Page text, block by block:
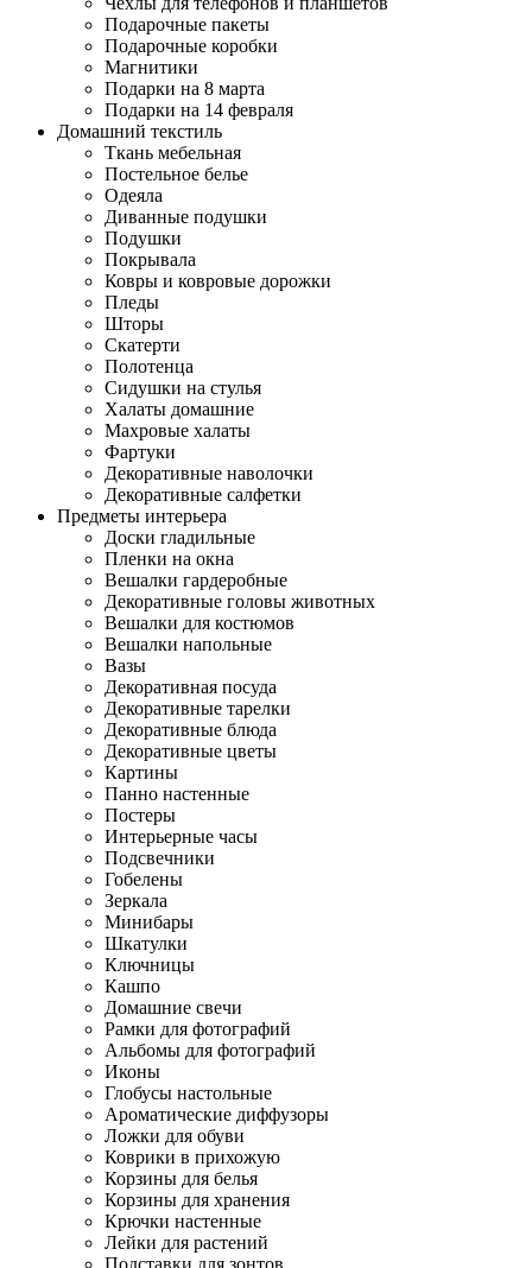
Подарочные пакеты
Подарочные коробки
Магнитики
Подарки на 8 марта
Подарки на 14 февраля
Домашний текстиль
Ткань мебельная
Постельное белье
Одеяла
Диванные подушки
Подушки
Покрывала
Ковры и ковровые дорожки
Пледы
Шторы
Скатерти
Полотенца
Сидушки на стулья
Халаты домашние
Махровые халаты
Фартуки
Декоративные наволочки
Декоративные салфетки
Предметы интерьера
Доски гладильные
Пленки на окна
Вешалки гардеробные
Декоративные головы животных
Вешалки для костюмов
Вешалки напольные
Вазы
Декоративная посуда
Декоративные тарелки
Декоративные блюда
Декоративные цветы
Картины
Панно настенные
Постеры
Интерьерные часы
Подсвечники
Гобелены
Зеркала
Минибары
Шкатулки
Ключницы
Кашпо
Домашние свечи
Рамки для фотографий
Альбомы для фотографий
Иконы
Глобусы настольные
Ароматические диффузоры
Ложки для обуви
Коврики в прихожую
Корзины для белья
Корзины для хранения
Крючки настенные
Лейки для растений
Подставки для зонтов